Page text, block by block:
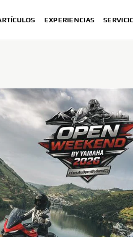
EXPERIENCIAS